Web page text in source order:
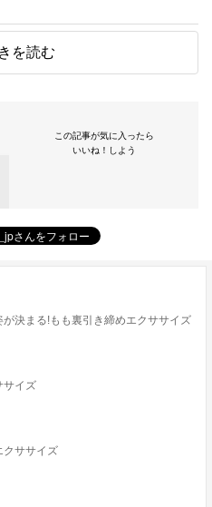
を読む
この記事が気に入ったら
いいね！しよう
決まる!もも裏引き締めエクササイズ
サイズ
クササイズ